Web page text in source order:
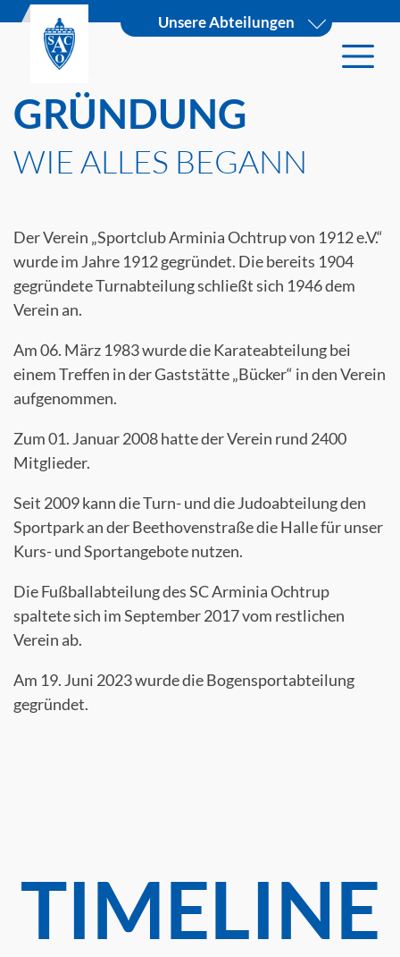
Unsere Abteilungen
GRÜNDUNG
WIE ALLES BEGANN
Der Verein „Sportclub Arminia Ochtrup von 1912 e.V.“
wurde im Jahre 1912 gegründet. Die bereits 1904
gegründete Turnabteilung schließt sich 1946 dem
Verein an.
Am 06. März 1983 wurde die Karateabteilung bei
einem Treffen in der Gaststätte „Bücker“ in den Verein
aufgenommen.
Zum 01. Januar 2008 hatte der Verein rund 2400
Mitglieder.
Seit 2009 kann die Turn- und die Judoabteilung den
Sportpark an der Beethovenstraße die Halle für unser
Kurs- und Sportangebote nutzen.
Die Fußballabteilung des SC Arminia Ochtrup
spaltete sich im September 2017 vom restlichen
Verein ab.
Am 19. Juni 2023 wurde die Bogensportabteilung
gegründet.
TIMELINE